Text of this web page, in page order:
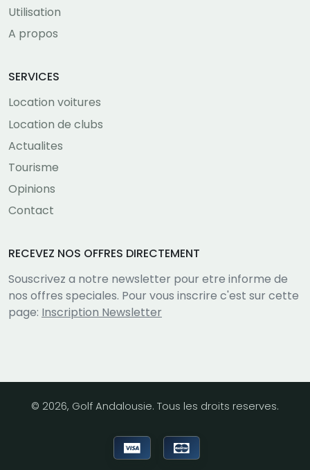
Utilisation
A propos
SERVICES
Location voitures
Location de clubs
Actualites
Tourisme
Opinions
Contact
RECEVEZ NOS OFFRES DIRECTEMENT
Souscrivez a notre newsletter pour etre informe de
nos offres speciales. Pour vous inscrire c'est sur cette
page: Inscription Newsletter
© 2026, Golf Andalousie. Tous les droits reserves.